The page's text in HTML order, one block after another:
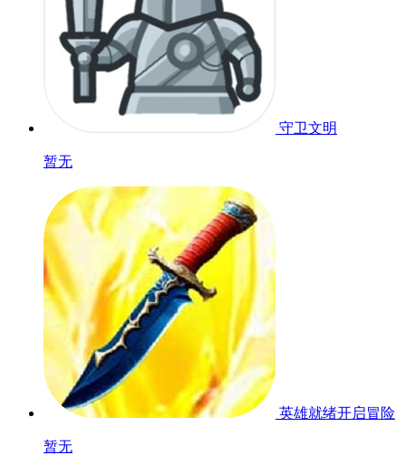
守卫文明
暂无
英雄就绪开启冒险
暂无